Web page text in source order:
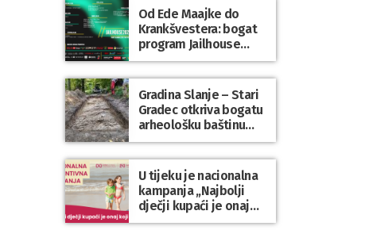
Od Ede Maajke do
Krankšvestera: bogat
program Jailhouse
Festivala 2026. u
Lepoglavi
Gradina Slanje – Stari
Gradec otkriva bogatu
arheološku baštinu
Varaždinske županije
U tijeku je nacionalna
kampanja „Najbolji
dječji kupaći je onaj
koji se nosi“